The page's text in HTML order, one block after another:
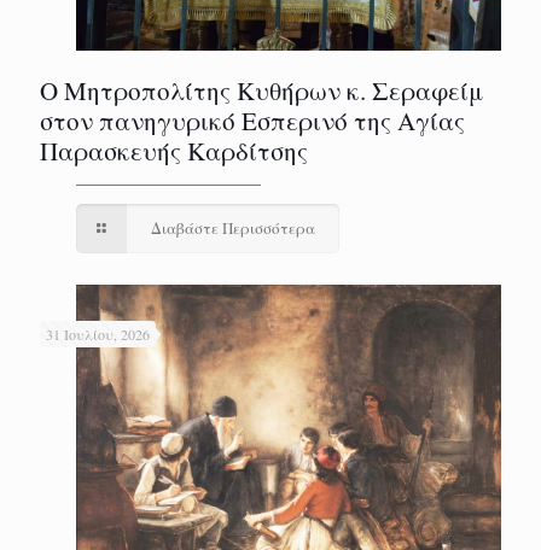
Ο Μητροπολίτης Κυθήρων κ. Σεραφείμ
στον πανηγυρικό Εσπερινό της Αγίας
Παρασκευής Καρδίτσης
Διαβάστε Περισσότερα
31 Ιουλίου, 2026